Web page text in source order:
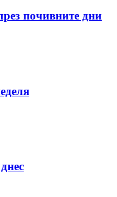
почивните дни